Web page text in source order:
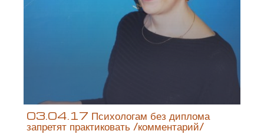
03.04.17 Психологам без диплома
запретят практиковать /комментарий/